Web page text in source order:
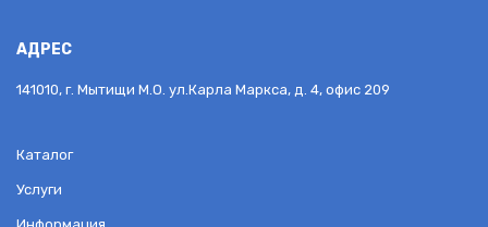
АДРЕС
141010, г. Мытищи М.О. ул.Карла Маркса, д. 4, офис 209
Каталог
Услуги